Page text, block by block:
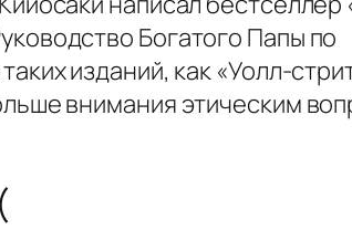
Богатого Папы по
изданий, как «Уолл-
внимания этическим